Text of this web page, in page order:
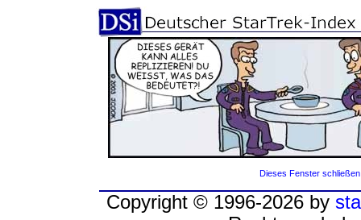
Dieses Fenster schließen
Copyright © 1996-2026 by